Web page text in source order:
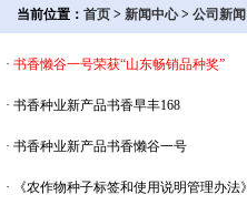
当前位置： 首页 > 新闻中心> 公司新闻
· 书香懒谷一号荣获“山东畅销品种奖”
· 书香种业新产品书香早丰168
· 书香种业新产品书香懒谷一号
· 《农作物种子标签和使用说明管理办法